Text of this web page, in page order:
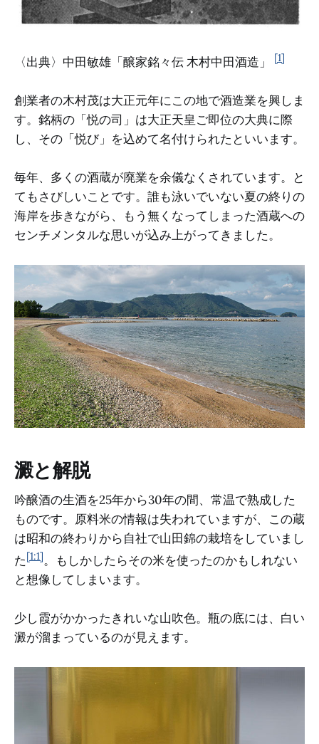
〈出典〉中田敏雄「醸家銘々伝 木村中田酒造」 [1]
創業者の木村茂は大正元年にこの地で酒造業を興しま
す。銘柄の「悦の司」は大正天皇ご即位の大典に際
し、その「悦び」を込めて名付けられたといいます。
毎年、多くの酒蔵が廃業を余儀なくされています。と
てもさびしいことです。誰も泳いでいない夏の終りの
海岸を歩きながら、もう無くなってしまった酒蔵への
センチメンタルな思いが込み上がってきました。
澱と解脱
吟醸酒の生酒を25年から30年の間、常温で熟成した
ものです。原料米の情報は失われていますが、この蔵
は昭和の終わりから自社で山田錦の栽培をしていまし
た[1:1]。もしかしたらその米を使ったのかもしれない
と想像してしまいます。
少し霞がかかったきれいな山吹色。瓶の底には、白い
澱が溜まっているのが見えます。